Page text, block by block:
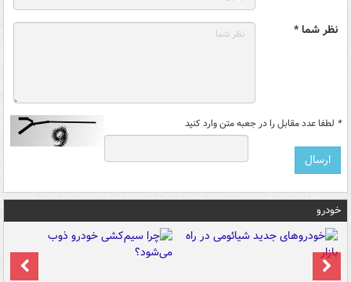
نظر شما *
* لطفا عدد مقابل را در جعبه متن وارد کنید
خودرو